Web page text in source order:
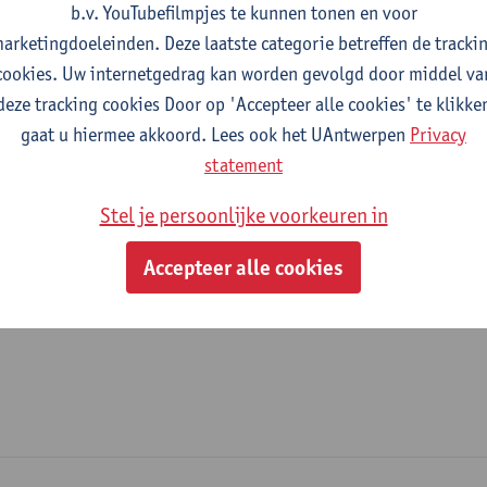
Departement Biomedische Wetenschappen
Statuut & functies
Bijzonder academisch personeel
onbezoldigd medewerker
b.v. YouTubefilmpjes te kunnen tonen en voor
Deze laatste categorie betreffen de
Uw internetgedrag kan worden gevolgd door middel
tracking cookies Door op 'Accepteer alle cookies' te
gaat u hiermee akkoord. Lees ook het UAntwerpen Privacy
statement
Stel je persoonlijke voorkeuren in
Accepteer alle cookies